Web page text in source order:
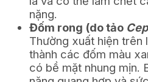
nặng.
Đốm rong (do tảo
Thường xuất hiện trên
thành các đốm màu
có bề mặt nhung mịn.